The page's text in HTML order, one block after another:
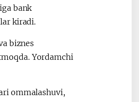
bank
kiradi.
biznes
Yordamchi
ommalashuvi,